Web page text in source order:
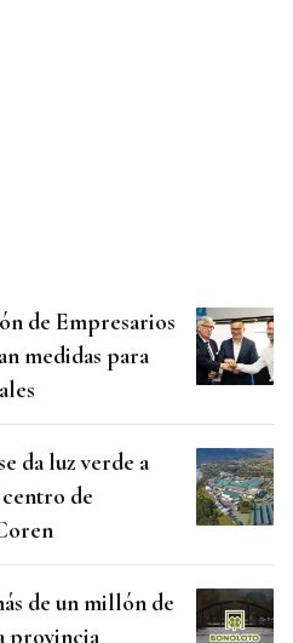
de Empresarios
medidas para
da luz verde a
de
de un millón de
provincia